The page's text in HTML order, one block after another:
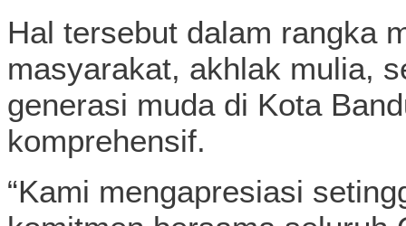
Hal tersebut dalam rangka
masyarakat, akhlak mulia,
generasi muda di Kota
komprehensif.
“Kami mengapresiasi